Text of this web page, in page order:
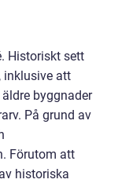
Historiskt sett
inklusive att
byggnader
På grund av
Förutom att
historiska